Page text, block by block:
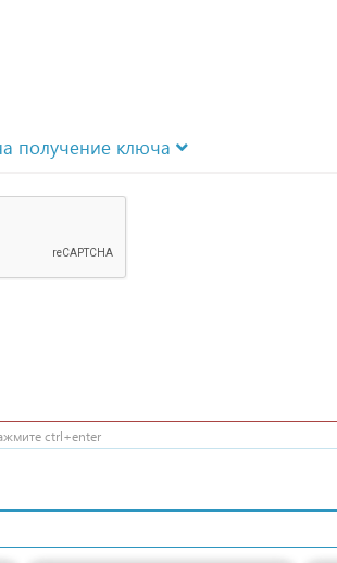
получение ключа
ctrl+enter